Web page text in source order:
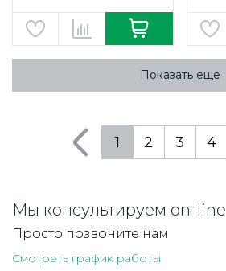
Показать еще
1 2 3 4
Мы консультируем on-line
Просто позвоните нам
Смотреть график работы